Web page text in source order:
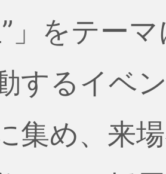
」をテー
するイベ
集め、来